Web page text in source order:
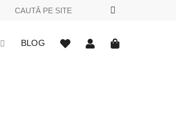
Caută
BLOG